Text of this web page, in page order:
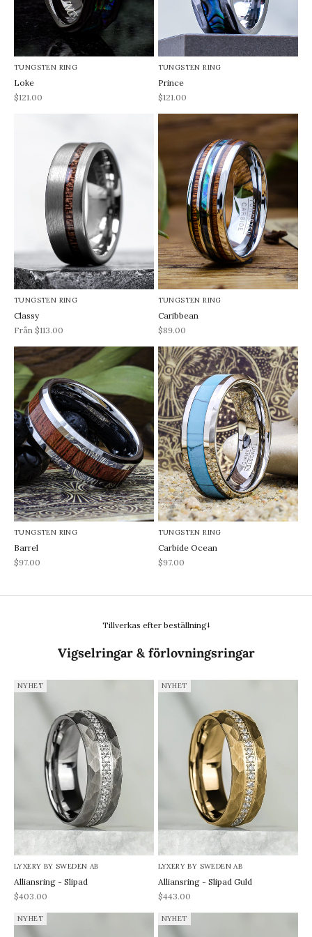
TUNGSTEN RING
Loke
REA-pris
$121.00
TUNGSTEN RING
Prince
REA-pris
$121.00
TUNGSTEN RING
Classy
REA-pris
Från $113.00
TUNGSTEN RING
Caribbean
REA-pris
$89.00
TUNGSTEN RING
Barrel
REA-pris
$97.00
TUNGSTEN RING
Carbide Ocean
REA-pris
$97.00
Tillverkas efter beställning⭣
Vigselringar & förlovningsringar
NYHET
LYXERY BY SWEDEN AB
Alliansring - Slipad
REA-pris
$403.00
NYHET
LYXERY BY SWEDEN AB
Alliansring - Slipad Guld
REA-pris
$443.00
NYHET NYHET